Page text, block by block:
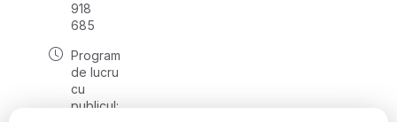
918
685
Program
de lucru
cu
publicul: